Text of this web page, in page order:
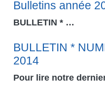
Bulletins année
BULLETIN * …
BULLETIN *
2014
Pour lire notre